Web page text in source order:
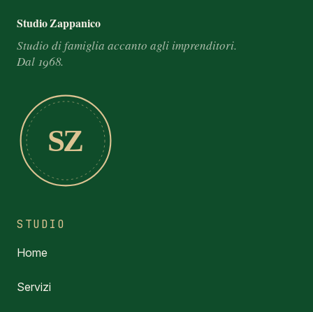
Footer e informazioni
Studio Zappanico
Studio di famiglia accanto agli imprenditori.
Dal 1968.
SZ
STUDIO
Home
Servizi